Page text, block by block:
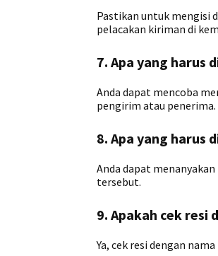
Pastikan untuk mengisi
pelacakan kiriman di
7. Apa yang harus
Anda dapat mencoba
pengirim atau penerima.
8. Apa yang harus
Anda dapat
tersebut.
9. Apakah cek resi
Ya, cek resi dengan